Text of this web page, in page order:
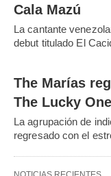
Cala Mazú
La cantante
debut titulado El
The Marías
The Lucky
La agrupación de
regresado con el